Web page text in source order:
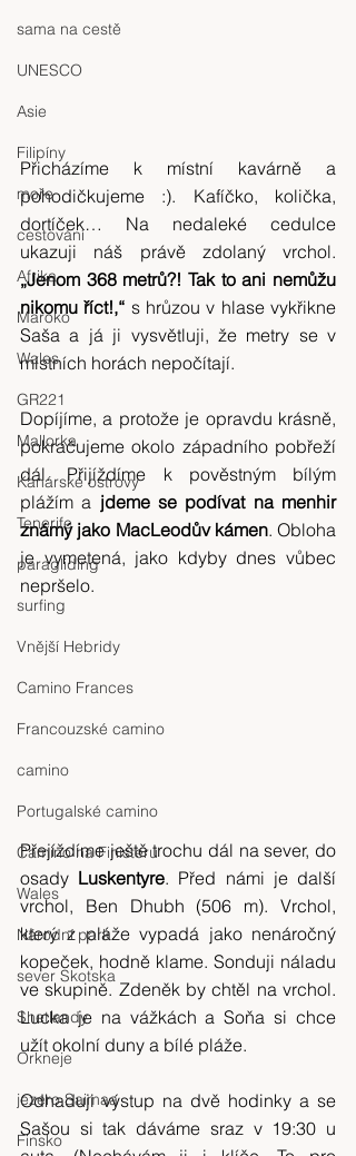
sama na cestě
UNESCO
Asie
Filipíny
moře
cestování
Afrika
Maroko
Wales
GR221
Mallorka
Kanárské ostrovy
Tenerife
paragliding
surfing
Vnější Hebridy
Camino Frances
Francouzské camino
camino
Portugalské camino
Camino na Finisteru
Wales
Národní park
sever Skotska
Shetlandy
Orkneje
jezero Saimaa
Finsko
Přicházíme k místní kavárně a
pohodičkujeme :). Kafíčko, količka,
dortíček… Na nedaleké cedulce
ukazuji náš právě zdolaný vrchol.
„Jenom 368 metrů?! Tak to ani nemůžu
nikomu říct!,“ s hrůzou v hlase vykřikne
Saša a já ji vysvětluji, že metry se v
místních horách nepočítají.
Dopíjíme, a protože je opravdu krásně,
pokračujeme okolo západního pobřeží
dál. Přijíždíme k pověstným bílým
plážím a jdeme se podívat na menhir
známý jako MacLeodův kámen. Obloha
je vymetená, jako kdyby dnes vůbec
nepršelo.
Přejíždíme ještě trochu dál na sever, do
osady Luskentyre. Před námi je další
vrchol, Ben Dhubh (506 m). Vrchol,
který z pláže vypadá jako nenáročný
kopeček, hodně klame. Sonduji náladu
ve skupině. Zdeněk by chtěl na vrchol.
Lucka je na vážkách a Soňa si chce
užít okolní duny a bílé pláže.
Odhaduji výstup na dvě hodinky a se
Sašou si tak dáváme sraz v 19:30 u